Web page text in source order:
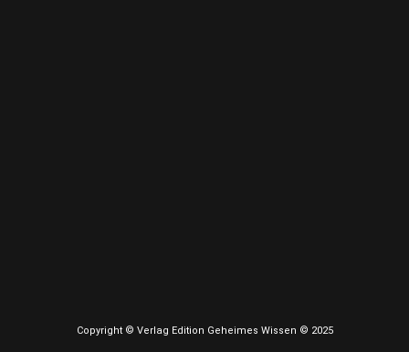
Copyright © Verlag Edition Geheimes Wissen © 2025